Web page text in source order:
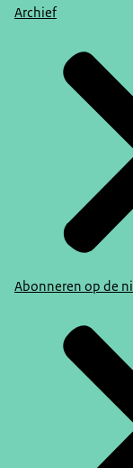
Archief
Abonneren op de